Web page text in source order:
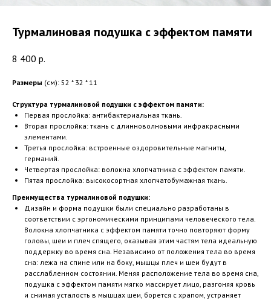
Турмалиновая подушка с эффектом памяти
8 400 р.
Размеры (см): 52 * 32 * 11
Структура турмалиновой подушки с эффектом памяти:
Первая прослойка: антибактериальная ткань.
Вторая прослойка: ткань с длинноволновыми инфракрасными
элементами.
Третья прослойка: встроенные оздоровительные магниты,
германий.
Четвертая прослойка: волокна хлопчатника с эффектом памяти.
Пятая прослойка: высокосортная хлопчатобумажная ткань.
Преимущества турмалиновой подушки:
Дизайн и форма подушки были специально разработаны в
соответствии с эргономическими принципами человеческого тела.
Волокна хлопчатника с эффектом памяти точно повторяют форму
головы, шеи и плеч спящего, оказывая этим частям тела идеальную
поддержку во время сна. Независимо от положения тела во время
сна: лежа на спине или на боку, мышцы плеч и шеи будут в
расслабленном состоянии. Меняя расположение тела во время сна,
подушка с эффектом памяти мягко массирует лицо, разгоняя кровь
и снимая усталость в мышцах шеи, борется с храпом, устраняет